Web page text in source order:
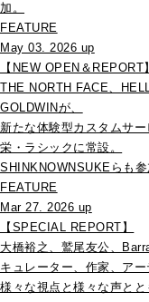
加。
FEATURE
May 03. 2026 up
【NEW OPEN＆REPORT】
THE NORTH FACE、
GOLDWINが、
新たな体験型カスタムサ
栄・ラシックに常設。
SHINKNOWNSUKEらも
FEATURE
Mar 27. 2026 up
【SPECIAL REPORT】
大橋裕之、鷲尾友公、
キュレーター、作家、ア
様々な視点と様々な声と